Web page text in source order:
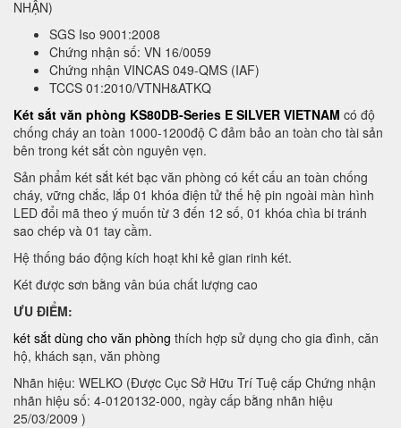
NHẬN)
SGS Iso 9001:2008
Chứng nhận số: VN 16/0059
Chứng nhận VINCAS 049-QMS (IAF)
TCCS 01:2010/VTNH&ATKQ
Két sắt văn phòng KS80DB-Series E SILVER VIETNAM có độ
chống cháy an toàn 1000-1200độ C đảm bảo an toàn cho tài sản
bên trong két sắt còn nguyên vẹn.
Sản phẩm két sắt két bạc văn phòng có kết cấu an toàn chống
cháy, vững chắc, lắp 01 khóa điện tử thế hệ pin ngoài màn hình
LED đổi mã theo ý muốn từ 3 đến 12 số, 01 khóa chìa bi tránh
sao chép và 01 tay cầm.
Hệ thống báo động kích hoạt khi kẻ gian rinh két.
Két được sơn bằng vân búa chất lượng cao
ƯU ĐIỂM:
két sắt dùng cho văn phòng thích hợp sử dụng cho gia đình, căn
hộ, khách sạn, văn phòng
Nhãn hiệu: WELKO (Được Cục Sở Hữu Trí Tuệ cấp Chứng nhận
nhãn hiệu số: 4-0120132-000, ngày cấp bằng nhãn hiệu
25/03/2009 )